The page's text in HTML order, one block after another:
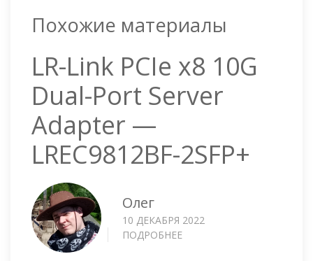
Похожие материалы
LR-Link PCIe x8 10G
Dual-Port Server
Adapter —
LREC9812BF-2SFP+
Олег
10 ДЕКАБРЯ 2022
ПОДРОБНЕЕ